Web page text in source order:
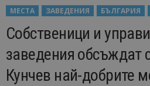
МЕСТА
ЗАВЕДЕНИЯ БЪЛГАРИЯ
Собственици и
заведения обсъждат
Кунчев най-добрите